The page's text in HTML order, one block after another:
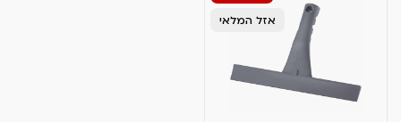
אזל המלאי